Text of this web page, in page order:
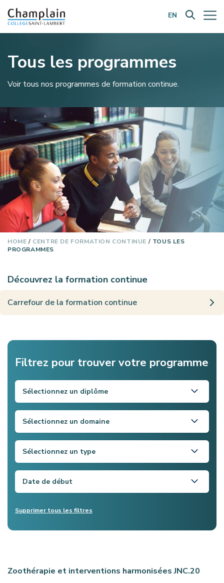
EN
Tous les programmes
Voir tous nos programmes de formation continue.
HOME / CENTRE DE FORMATION CONTINUE / TOUS LES
PROGRAMMES
Découvrez la formation continue
Carrefour de la formation continue
Filtrez pour trouver votre programme
Supprimer tous les filtres
Sélectionnez un diplôme
Sélectionnez un domaine
Sélectionnez un type
Date de début
Zoothérapie et interventions harmonisées JNC.20
Filtrer par catégorie: